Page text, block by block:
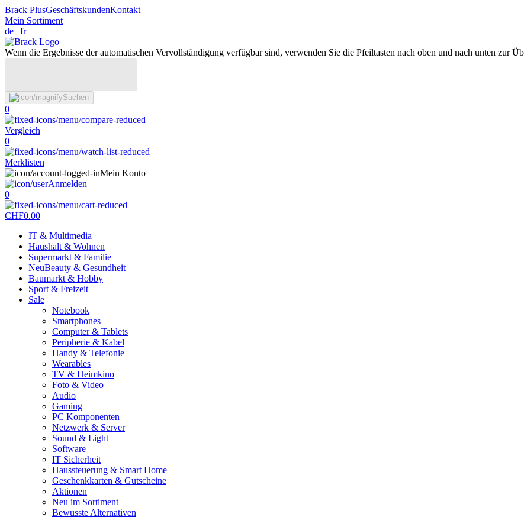
Brack PlusGeschäftskundenKontakt
Mein Sortiment
de | fr
Wenn die Ergebnisse der automatischen Vervollständigung verfügbar sind, verwenden Sie die Pfeiltasten nach oben und nach unten zur
Suchen
0
Vergleich
0
Merklisten
Mein Konto
Anmelden
0
CHF0.00
IT & Multimedia
Haushalt & Wohnen
Supermarkt & Familie
NeuBeauty & Gesundheit
Baumarkt & Hobby
Sport & Freizeit
Sale
Notebook
Smartphones
Computer & Tablets
Peripherie & Kabel
Handy & Telefonie
Wearables
TV & Heimkino
Foto & Video
Audio
Gaming
PC Komponenten
Netzwerk & Server
Sound & Light
Software
IT Sicherheit
Haussteuerung & Smart Home
Geschenkkarten & Gutscheine
Aktionen
Neu im Sortiment
Bewusste Alternativen